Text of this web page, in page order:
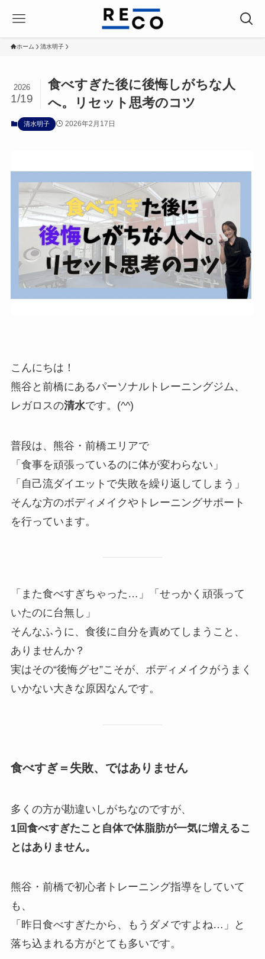
ホーム 清水明子
食べすぎた後に後悔しがちな人
へ。リセット思考のコツ
2026
1/19
清水明子 2026年2月17日
こんにちは！
熊谷と前橋にあるパーソナルトレーニングジム、
レガロスの清水です。(^^)
普段は、熊谷・前橋エリアで
「食事を頑張っているのに体が変わらない」
「自己流ダイエットで失敗を繰り返してしまう」
そんな方のボディメイクやトレーニングサポート
を行っています。
「また食べすぎちゃった…」「せっかく頑張って
いたのに台無し」
そんなふうに、食後に自分を責めてしまうこと、
ありませんか？
実はその“後悔グセ”こそが、ボディメイクがうまく
いかない大きな原因なんです。
食べすぎ＝失敗、ではありません
多くの方が勘違いしがちなのですが、
1回食べすぎたこと自体で体脂肪が一気に増えるこ
とはありません。
熊谷・前橋で初心者トレーニング指導をしていて
も、
「昨日食べすぎたから、もうダメですよね…」と
落ち込まれる方がとても多いです。